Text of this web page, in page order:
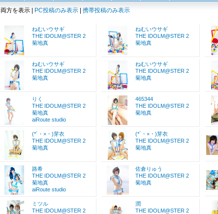
両方を表示 | PC投稿のみ表示 携帯投稿のみ表示
ねむいウサギ
THE IDOLM@STER 2
菊地真
ねむいウサギ
THE IDOLM@STER 2
菊地真
ねむいウサギ
THE IDOLM@STER 2
菊地真
ねむいウサギ
THE IDOLM@STER 2
菊地真
りく
THE IDOLM@STER 2
菊地真
aiRoute studio
465344
THE IDOLM@STER 2
菊地真
(*´・×・)芽衣
THE IDOLM@STER 2
菊地真
(*´・×・)芽衣
THE IDOLM@STER 2
菊地真
路希
THE IDOLM@STER 2
菊地真
aiRoute studio
佐倉りゅう
THE IDOLM@STER 2
菊地真
ミツル
THE IDOLM@STER 2
潤
THE IDOLM@STER 2